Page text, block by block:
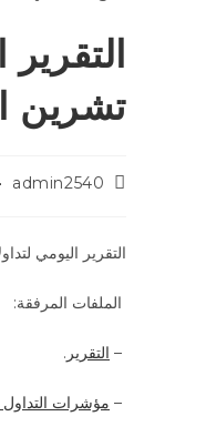
تشرين
admin2540
التقرير اليومي لتداولات
الملفات المرفقة:
– التقرير .
– مؤشرات التداول لجلسة